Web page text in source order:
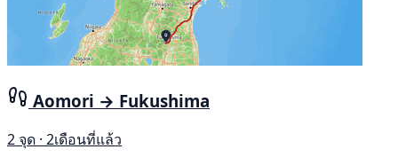
Aomori → Fukushima
2 จุด · 2เดือนที่แล้ว